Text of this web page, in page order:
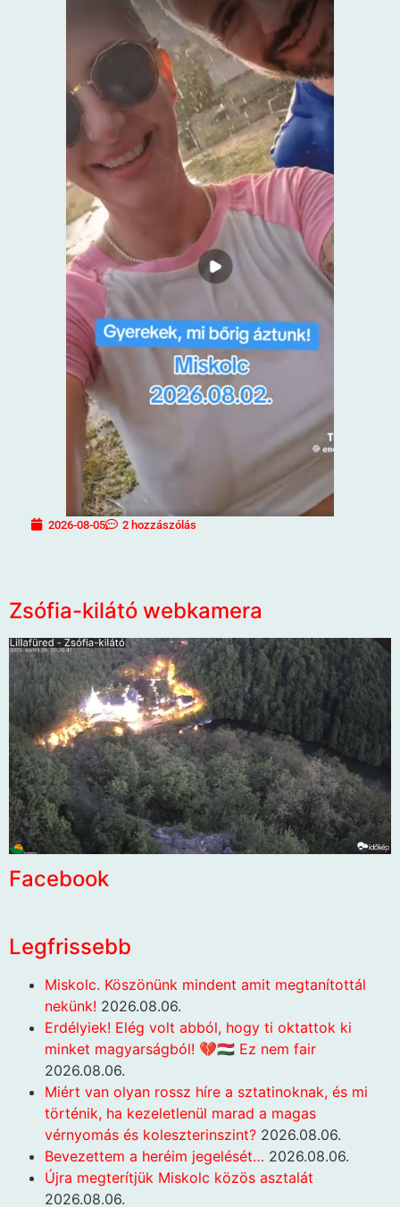
2026-08-05 2 hozzászólás
Zsófia-kilátó webkamera
Facebook
Legfrissebb
Miskolc. Köszönünk mindent amit megtanítottál
nekünk! 2026.08.06.
Erdélyiek! Elég volt abból, hogy ti oktattok ki
minket magyarságból! 💔🇭🇺 Ez nem fair
2026.08.06.
Miért van olyan rossz híre a sztatinoknak, és mi
történik, ha kezeletlenül marad a magas
vérnyomás és koleszterinszint? 2026.08.06.
Bevezettem a heréim jegelését… 2026.08.06.
Újra megterítjük Miskolc közös asztalát
2026.08.06.